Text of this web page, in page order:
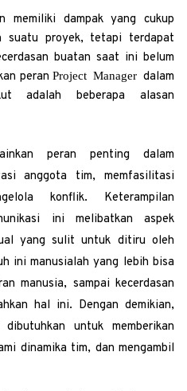
memiliki dampak yang cukup
suatu proyek, tetapi terdapat
buatan saat ini belum
peran Project Managerdalam
adalah beberapa alasan
peran penting dalam
anggota tim, memfasilitasi
konflik. Keterampilan
ini melibatkan aspek
yang sulit untuk ditiru oleh
ini manusialah yang lebih bisa
manusia, sampai kecerdasan
hal ini. Dengan demikian,
untuk memberikan
dinamika tim, dan mengambil